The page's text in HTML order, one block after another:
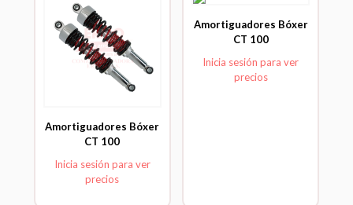
Amortiguadores Bóxer
CT 100
Inicia sesión para ver
precios
Amortiguadores Bóxer
CT 100
Inicia sesión para ver
precios